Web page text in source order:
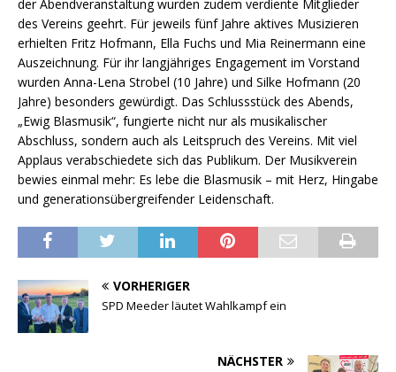
der Abendveranstaltung wurden zudem verdiente Mitglieder
des Vereins geehrt. Für jeweils fünf Jahre aktives Musizieren
erhielten Fritz Hofmann, Ella Fuchs und Mia Reinermann eine
Auszeichnung. Für ihr langjähriges Engagement im Vorstand
wurden Anna-Lena Strobel (10 Jahre) und Silke Hofmann (20
Jahre) besonders gewürdigt. Das Schlussstück des Abends,
„Ewig Blasmusik“, fungierte nicht nur als musikalischer
Abschluss, sondern auch als Leitspruch des Vereins. Mit viel
Applaus verabschiedete sich das Publikum. Der Musikverein
bewies einmal mehr: Es lebe die Blasmusik – mit Herz, Hingabe
und generationsübergreifender Leidenschaft.
VORHERIGER
SPD Meeder läutet Wahlkampf ein
NÄCHSTER